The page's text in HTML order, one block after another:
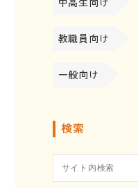
教職員向け
一般向け
検索